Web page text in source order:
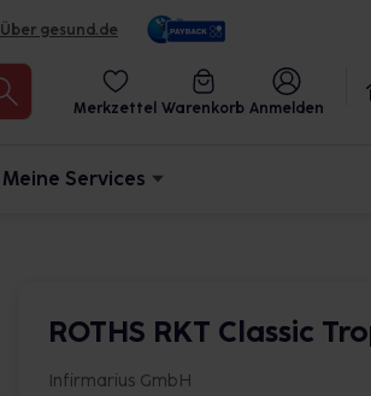
Über gesund.de
Merkzettel Warenkorb Anmelden
Meine Services
ROTHS RKT Classic
Infirmarius GmbH